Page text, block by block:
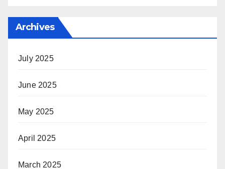
Archives
July 2025
June 2025
May 2025
April 2025
March 2025